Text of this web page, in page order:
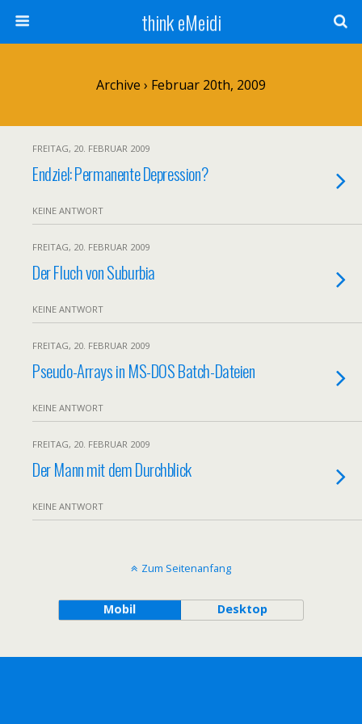
think eMeidi
Archive › Februar 20th, 2009
FREITAG, 20. FEBRUAR 2009
Endziel: Permanente Depression?
KEINE ANTWORT
FREITAG, 20. FEBRUAR 2009
Der Fluch von Suburbia
KEINE ANTWORT
FREITAG, 20. FEBRUAR 2009
Pseudo-Arrays in MS-DOS Batch-Dateien
KEINE ANTWORT
FREITAG, 20. FEBRUAR 2009
Der Mann mit dem Durchblick
KEINE ANTWORT
Zum Seitenanfang
Mobil Desktop